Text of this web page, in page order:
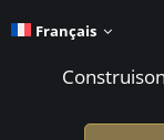
au
Français